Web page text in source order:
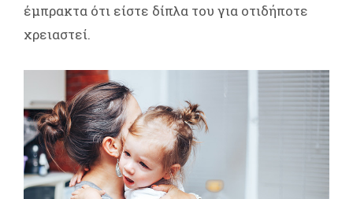
έμπρακτα ότι είστε δίπλα του για οτιδήποτε
χρειαστεί.